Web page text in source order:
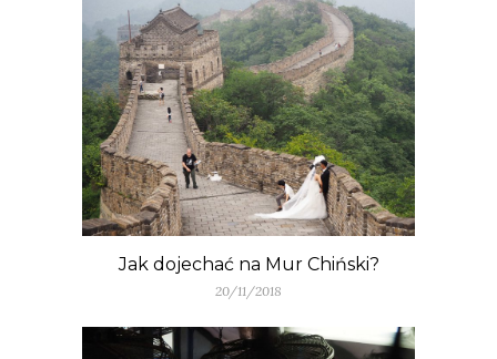
Jak dojechać na Mur Chiński?
20/11/2018